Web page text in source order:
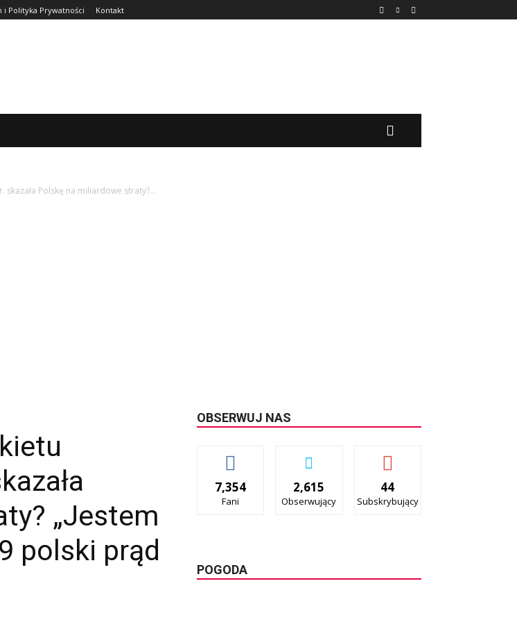
i Polityka Prywatności Kontakt
Polskę na miliardowe straty?...
„Jestem
polski prąd
OBSERWUJ NAS
7,354
Fani
2,615
Obserwujący
44
Subskrybujący
POGODA